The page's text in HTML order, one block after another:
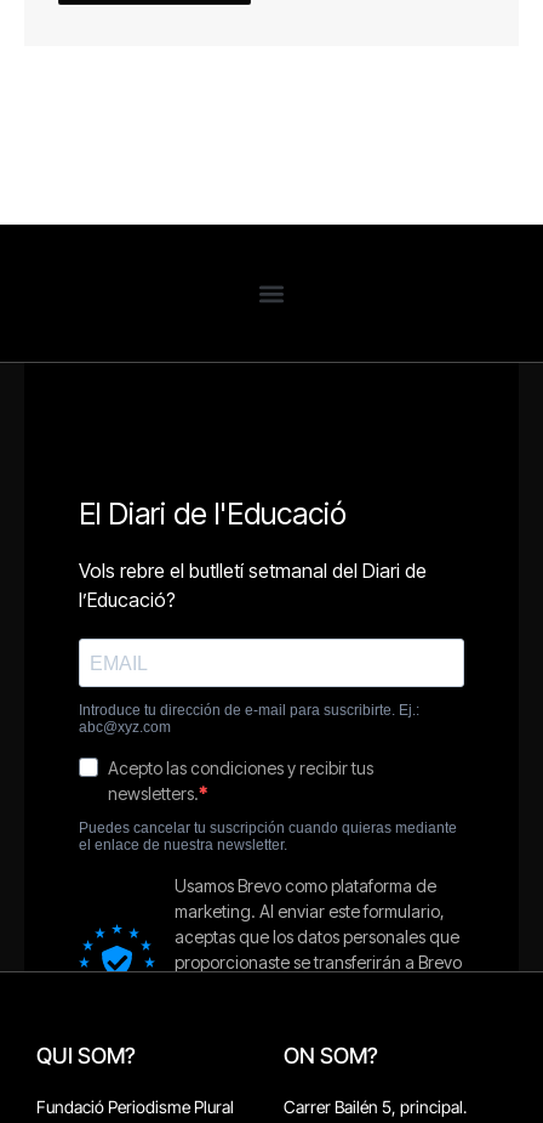
QUI SOM?
Fundació Periodisme Plural
ON SOM?
Carrer Bailén 5, principal.